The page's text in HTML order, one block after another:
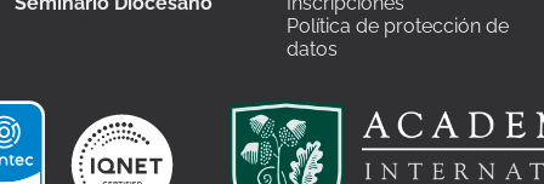
Política de protección de
datos